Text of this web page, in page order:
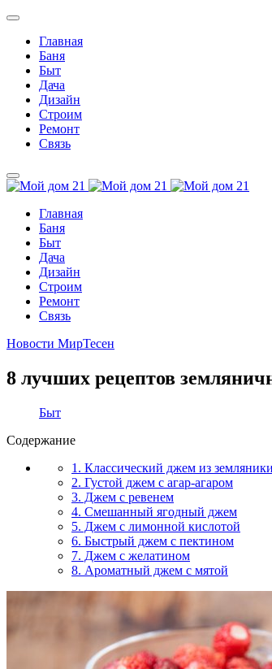
Главная
Баня
Быт
Дача
Дизайн
Строим
Ремонт
Связь
Главная
Баня
Быт
Дача
Дизайн
Строим
Ремонт
Связь
Новости МирТесен
8 лучших рецептов
Быт
Содержание
1. Классический джем из земляники
2. Густой джем с агар-агаром
3. Джем с ревенем
4. Смешанный ягодный джем
5. Джем с лимонной кислотой
6. Быстрый джем с пектином
7. Джем с желатином
8. Ароматный джем с мятой